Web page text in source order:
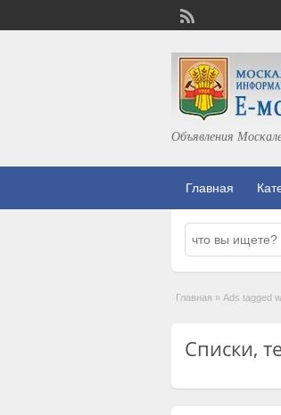
Объявления
Главная
Главная » Ads tagged
Списки,